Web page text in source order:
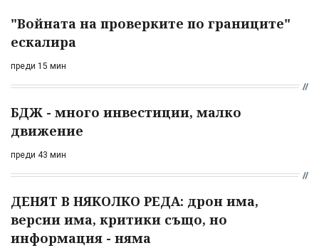
"Войната на проверките по границите"
ескалира
преди 15 мин
БДЖ - много инвестиции, малко
движение
преди 43 мин
ДЕНЯТ В НЯКОЛКО РЕДА: дрон има,
версии има, критики също, но
информация - няма